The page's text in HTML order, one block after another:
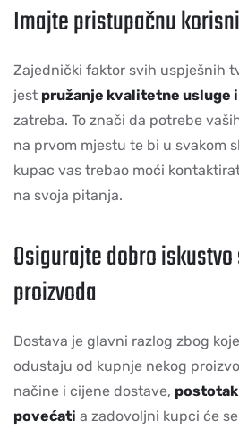
Imajte pristupačnu
Zajednički faktor svih uspješnih
jest pružanje kvalitetne usluge
zatreba. To znači da potrebe
na prvom mjestu te bi u svakom
kupac vas trebao moći
na svoja pitanja.
Osigurajte dobro
proizvoda
Dostava je glavni razlog zbog
odustaju od kupnje nekog
načine i cijene dostave, postotak
povećati a zadovoljni kupci će